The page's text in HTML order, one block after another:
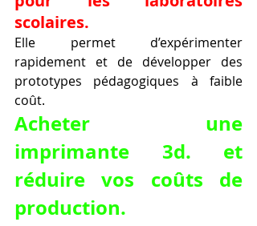
scolaires.
Elle permet d’expérimenter
rapidement et de développer des
prototypes pédagogiques à faible
coût.
Acheter une
imprimante 3d. et
réduire vos coûts de
production.